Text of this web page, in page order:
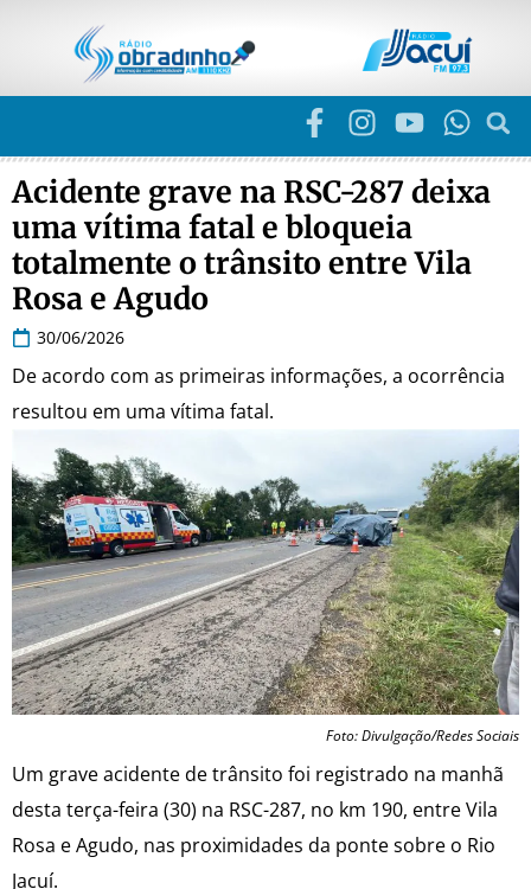
Acidente grave na RSC-287 deixa
uma vítima fatal e bloqueia
totalmente o trânsito entre Vila
Rosa e Agudo
30/06/2026
De acordo com as primeiras informações, a ocorrência
resultou em uma vítima fatal.
Foto: Divulgação/Redes Sociais
Um grave acidente de trânsito foi registrado na manhã
desta terça-feira (30) na RSC-287, no km 190, entre Vila
Rosa e Agudo, nas proximidades da ponte sobre o Rio
Jacuí.